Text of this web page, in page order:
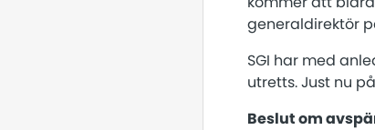
generaldirektör
SGI har med
utretts. Just nu
Beslut om